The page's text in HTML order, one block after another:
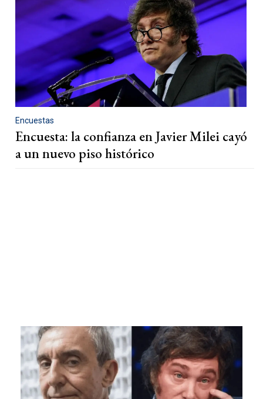
Encuestas
Encuesta: la confianza en Javier Milei cayó
a un nuevo piso histórico